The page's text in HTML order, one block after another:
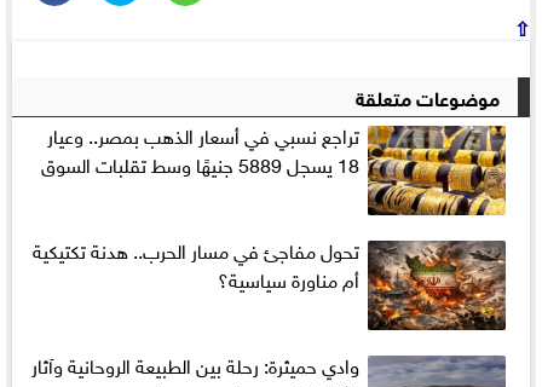
⇧
موضوعات متعلقة
تراجع نسبي في أسعار الذهب بمصر.. وعيار
18 يسجل 5889 جنيهًا وسط تقلبات السوق
تحول مفاجئ في مسار الحرب.. هدنة تكتيكية
أم مناورة سياسية؟
وادي حميثرة: رحلة بين الطبيعة الروحانية وآثار